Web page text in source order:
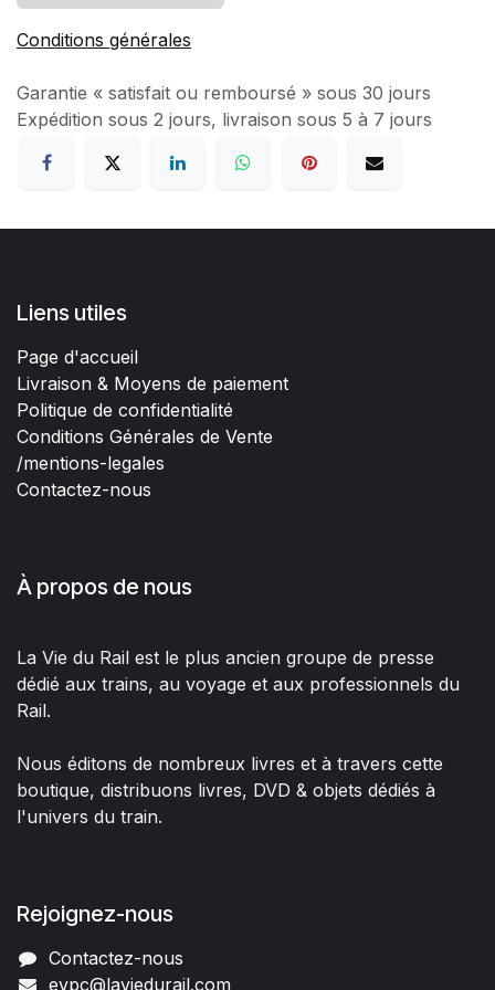
Conditions générales
Garantie « satisfait ou remboursé » sous 30 jours
Expédition sous 2 jours, livraison sous 5 à 7 jours
Liens utiles
Page d'accueil
Livraison & Moyens de paiement
Politique de confidentialité
Conditions Générales de Vente
/mentions-legales
Contactez-nous
À propos de nous
La Vie du Rail est le plus ancien groupe de presse
dédié aux trains, au voyage et aux professionnels du
Rail.
Nous éditons de nombreux livres et à travers cette
boutique, distribuons livres, DVD & objets dédiés à
l'univers du train.
Rejoignez-nous
Contactez-nous
evpc@laviedurail.com